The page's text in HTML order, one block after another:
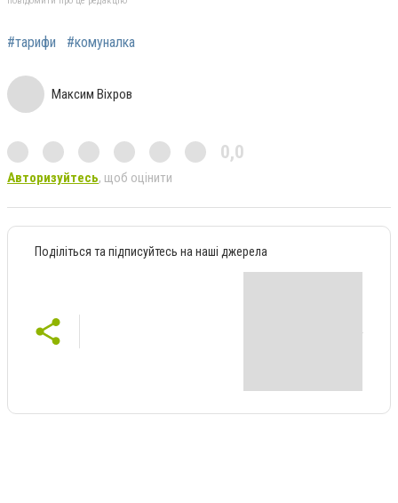
#тарифи #комуналка
Максим Віхров
0,0
Авторизуйтесь, щоб оцінити
Поділіться та підписуйтесь на наші джерела